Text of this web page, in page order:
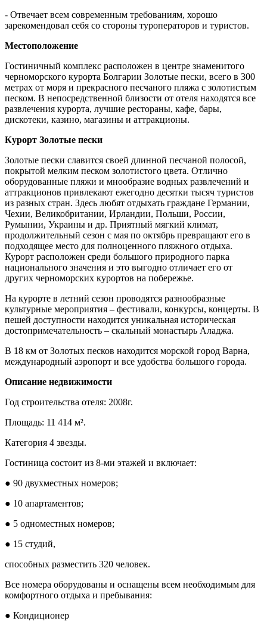
- Отвечает всем современным требованиям, хорошо
зарекомендовал себя со стороны туроператоров и туристов.
Местоположение
Гостиничный комплекс расположен в центре знаменитого
черноморского курорта Болгарии Золотые пески, всего в 300
метрах от моря и прекрасного песчаного пляжа с золотистым
песком. В непосредственной близости от отеля находятся все
развлечения курорта, лучшие рестораны, кафе, бары,
дискотеки, казино, магазины и аттракционы.
Курорт Золотые пески
Золотые пески славится своей длинной песчаной полосой,
покрытой мелким песком золотистого цвета. Отлично
оборудованные пляжи и мнообразие водных развлечений и
аттракционов привлекают ежегодно десятки тысяч туристов
из разных стран. Здесь любят отдыхать граждане Германии,
Чехии, Великобритании, Ирландии, Польши, России,
Румынии, Украины и др. Приятный мягкий климат,
продолжительный сезон с мая по октябрь превращают его в
подходящее место для полноценного пляжного отдыха.
Курорт расположен среди большого природного парка
национального значения и это выгодно отличает его от
других черноморских курортов на побережье.
На курорте в летний сезон проводятся разнообразные
культурные мероприятия – фестивали, конкурсы, концерты. В
пешей доступности находится уникальная историческая
достопримечательность – скальный монастырь Аладжа.
В 18 км от Золотых песков находится морской город Варна,
международный аэропорт и все удобства большого города.
Описание недвижимости
Год строительства отеля: 2008г.
Площадь: 11 414 м².
Категория 4 звезды.
Гостиница состоит из 8-ми этажей и включает:
● 90 двухместных номеров;
● 10 апартаментов;
● 5 одноместных номеров;
● 15 студий,
способных разместить 320 человек.
Все номера оборудованы и оснащены всем необходимым для
комфортного отдыха и пребывания:
● Кондиционер